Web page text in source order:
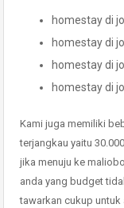
homestay di
homestay di
homestay di
homestay di
Kami juga memiliki
terjangkau yaitu
jika menuju ke
anda yang budget
tawarkan cukup